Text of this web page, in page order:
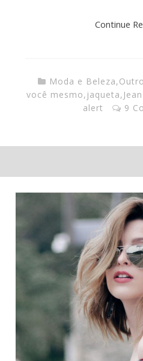
Continue
Moda e Beleza,
você mesmo, jaqueta,
alert
9